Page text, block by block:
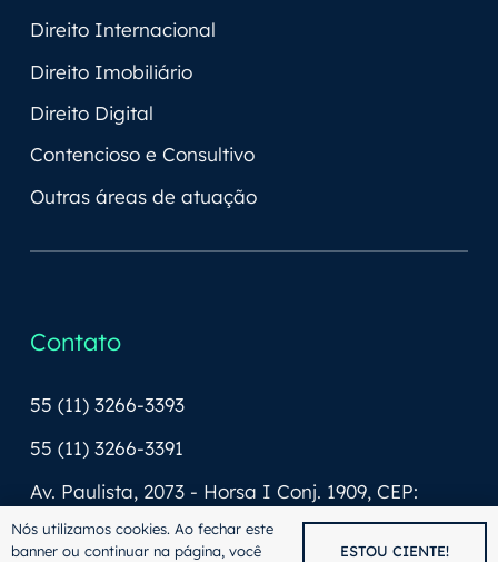
Direito Internacional
Direito Imobiliário
Direito Digital
Contencioso e Consultivo
Outras áreas de atuação
Contato
55 (11) 3266-3393
55 (11) 3266-3391
Av. Paulista, 2073 - Horsa I Conj. 1909, CEP:
01311-940
Nós utilizamos cookies. Ao fechar este
banner ou continuar na página, você
ESTOU CIENTE!